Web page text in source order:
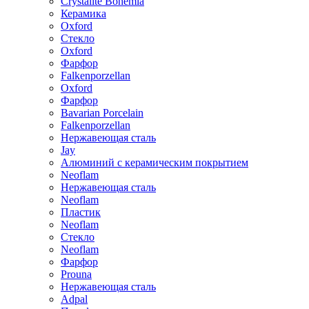
Керамика
Oxford
Стекло
Oxford
Фарфор
Falkenporzellan
Oxford
Фарфор
Bavarian Porcelain
Falkenporzellan
Нержавеющая сталь
Jay
Алюминий с керамическим покрытием
Neoflam
Нержавеющая сталь
Neoflam
Пластик
Neoflam
Стекло
Neoflam
Фарфор
Prouna
Нержавеющая сталь
Adpal